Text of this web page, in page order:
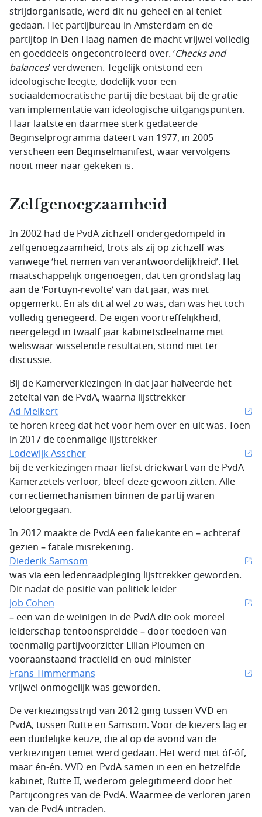
strijdorganisatie, werd dit nu geheel en al teniet
gedaan. Het partijbureau in Amsterdam en de
partijtop in Den Haag namen de macht vrijwel volledig
en goeddeels ongecontroleerd over. ‘Checks and
balances’ verdwenen. Tegelijk ontstond een
ideologische leegte, dodelijk voor een
sociaaldemocratische partij die bestaat bij de gratie
van implementatie van ideologische uitgangspunten.
Haar laatste en daarmee sterk gedateerde
Beginselprogramma dateert van 1977, in 2005
verscheen een Beginselmanifest, waar vervolgens
nooit meer naar gekeken is.
Zelfgenoegzaamheid
In 2002 had de PvdA zichzelf ondergedompeld in
zelfgenoegzaamheid, trots als zij op zichzelf was
vanwege ‘het nemen van verantwoordelijkheid’. Het
maatschappelijk ongenoegen, dat ten grondslag lag
aan de ‘Fortuyn-revolte’ van dat jaar, was niet
opgemerkt. En als dit al wel zo was, dan was het toch
volledig genegeerd. De eigen voortreffelijkheid,
neergelegd in twaalf jaar kabinetsdeelname met
weliswaar wisselende resultaten, stond niet ter
discussie.
Bij de Kamerverkiezingen in dat jaar halveerde het
zeteltal van de PvdA, waarna lijsttrekker
Ad Melkert
te horen kreeg dat het voor hem over en uit was. Toen
in 2017 de toenmalige lijsttrekker
Lodewijk Asscher
bij de verkiezingen maar liefst driekwart van de PvdA-
Kamerzetels verloor, bleef deze gewoon zitten. Alle
correctiemechanismen binnen de partij waren
teloorgegaan.
In 2012 maakte de PvdA een faliekante en – achteraf
gezien – fatale misrekening.
Diederik Samsom
was via een ledenraadpleging lijsttrekker geworden.
Dit nadat de positie van politiek leider
Job Cohen
– een van de weinigen in de PvdA die ook moreel
leiderschap tentoonspreidde – door toedoen van
toenmalig partijvoorzitter Lilian Ploumen en
vooraanstaand fractielid en oud-minister
Frans Timmermans
vrijwel onmogelijk was geworden.
De verkiezingsstrijd van 2012 ging tussen VVD en
PvdA, tussen Rutte en Samsom. Voor de kiezers lag er
een duidelijke keuze, die al op de avond van de
verkiezingen teniet werd gedaan. Het werd niet óf-óf,
maar én-én. VVD en PvdA samen in een en hetzelfde
kabinet, Rutte II, wederom gelegitimeerd door het
Partijcongres van de PvdA. Waarmee de verloren jaren
van de PvdA intraden.